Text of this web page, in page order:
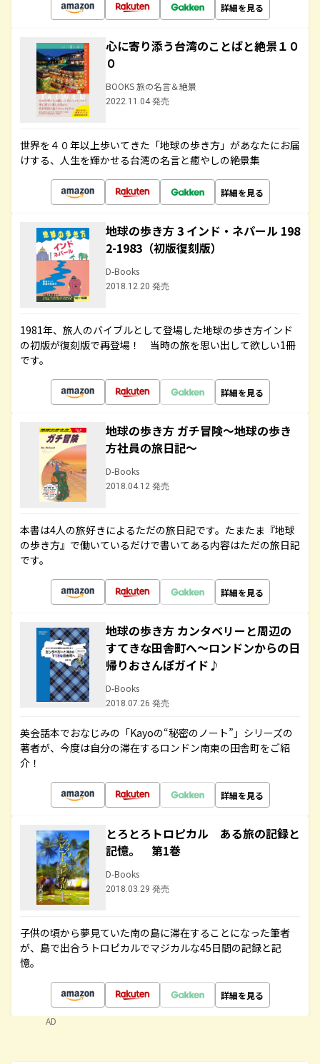
詳細を見る
心に寄り添う台湾のことばと絶景１０
０
BOOKS 旅の名言＆絶景
2022.11.04 発売
世界を４０年以上歩いてきた「地球の歩き方」があなたにお届
けする、人生を輝かせる台湾の名言と癒やしの絶景集
詳細を見る
地球の歩き方 3 インド・ネパール 198
2-1983（初版復刻版）
D-Books
2018.12.20 発売
1981年、旅人のバイブルとして登場した地球の歩き方インド
の初版が復刻版で再登場！ 当時の旅を思い出して欲しい1冊
です。
詳細を見る
地球の歩き方 ガチ冒険～地球の歩き
方社員の旅日記～
D-Books
2018.04.12 発売
本書は4人の旅好きによるただの旅日記です。たまたま『地球
の歩き方』で働いているだけで書いてある内容はただの旅日記
です。
詳細を見る
地球の歩き方 カンタベリーと周辺の
すてきな田舎町へ～ロンドンからの日
帰りおさんぽガイド♪
D-Books
2018.07.26 発売
英会話本でおなじみの「Kayoの“秘密のノート”」シリーズの
著者が、今度は自分の滞在するロンドン南東の田舎町をご紹
介！
詳細を見る
とろとろトロピカル ある旅の記録と
記憶。 第1巻
D-Books
2018.03.29 発売
子供の頃から夢見ていた南の島に滞在することになった筆者
が、島で出合うトロピカルでマジカルな45日間の記録と記
憶。
詳細を見る
AD